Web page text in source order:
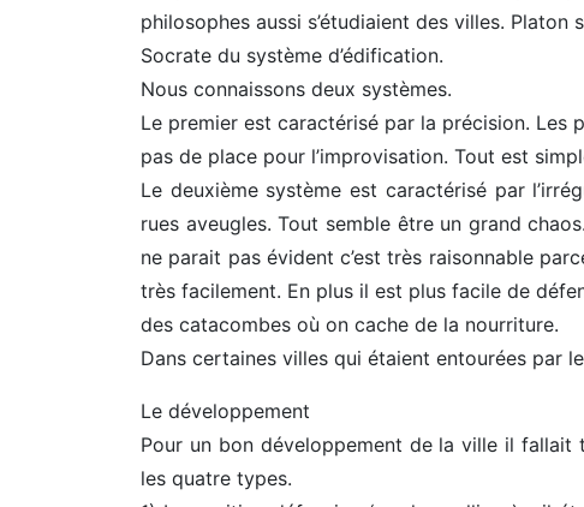
philosophes aussi s’étudiaient des villes.
Socrate du système d’édification.
Nous connaissons deux systèmes.
Le premier est caractérisé par la précision. Les
pas de place pour l’improvisation. Tout est
Le deuxième système est caractérisé par
rues aveugles. Tout semble être un grand
ne parait pas évident c’est très raisonnable
très facilement. En plus il est plus facile de
des catacombes où on cache de la nourriture.
Dans certaines villes qui étaient entourées par
Le développement
Pour un bon développement de la ville il fallait
les quatre types.